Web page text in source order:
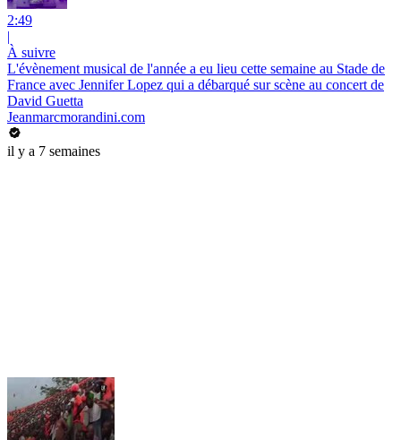
2:49
|
À suivre
L'évènement musical de l'année a eu lieu cette semaine au Stade de
France avec Jennifer Lopez qui a débarqué sur scène au concert de
David Guetta
Jeanmarcmorandini.com
il y a 7 semaines